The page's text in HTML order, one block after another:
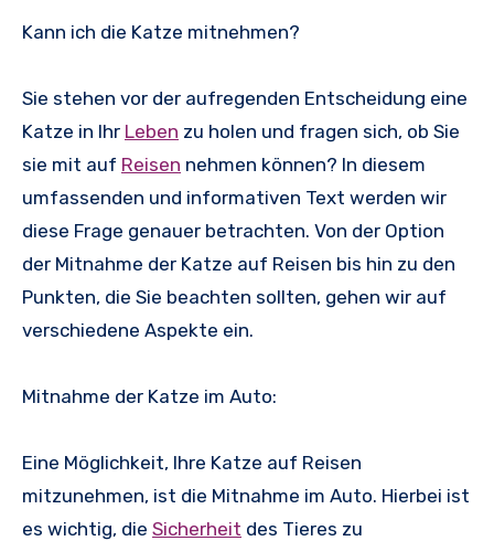
Kann ich die Katze mitnehmen?
Sie stehen vor der aufregenden Entscheidung eine
Katze in Ihr Leben zu holen und fragen sich, ob Sie
sie mit auf Reisen nehmen können? In diesem
umfassenden und informativen Text werden wir
diese Frage genauer betrachten. Von der Option
der Mitnahme der Katze auf Reisen bis hin zu den
Punkten, die Sie beachten sollten, gehen wir auf
verschiedene Aspekte ein.
Mitnahme der Katze im Auto:
Eine Möglichkeit, Ihre Katze auf Reisen
mitzunehmen, ist die Mitnahme im Auto. Hierbei ist
es wichtig, die Sicherheit des Tieres zu